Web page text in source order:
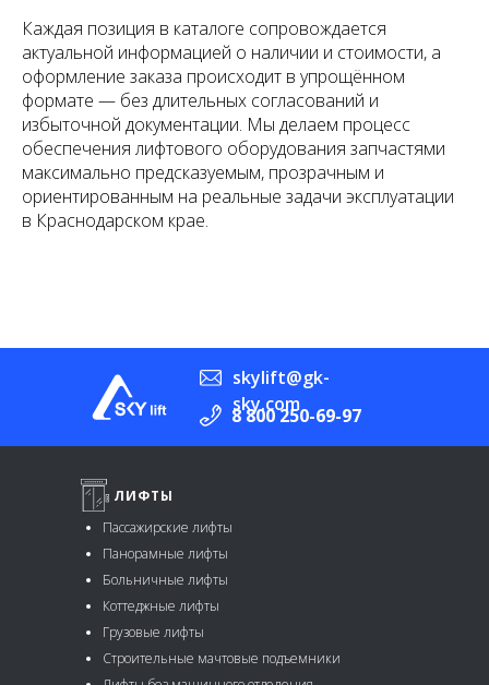
Каждая позиция в каталоге сопровождается
актуальной информацией о наличии и стоимости, а
оформление заказа происходит в упрощённом
формате — без длительных согласований и
избыточной документации. Мы делаем процесс
обеспечения лифтового оборудования запчастями
максимально предсказуемым, прозрачным и
ориентированным на реальные задачи эксплуатации
в Краснодарском крае.
8 800 250-69-97
skylift@gk-
sky.com
ЛИФТЫ
Строительные мачтовые подъемники
Пассажирские лифты
Панорамные лифты
Больничные лифты
Коттеджные лифты
Грузовые лифты